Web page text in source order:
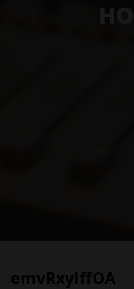
emvRxyIffOA